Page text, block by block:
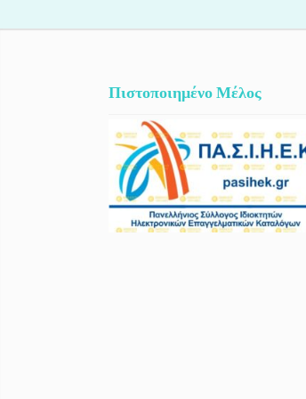
άγχος, στρες, κατάθλιψη,
Πιστοποιημένο Μέλος